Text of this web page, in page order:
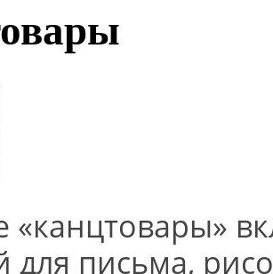
«канцтовары»
для письма,